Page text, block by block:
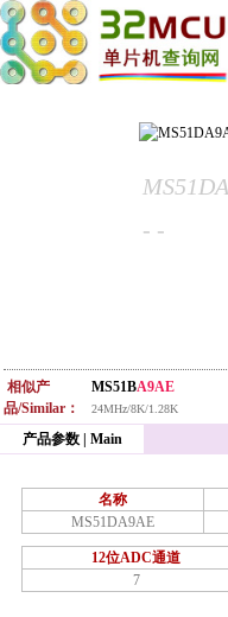
- -
相似产
品/Similar：
MS51BA9AE
24MHz/8K/1.28K
产品参数 | Main
名称
MS51DA9AE
12位ADC通道
7